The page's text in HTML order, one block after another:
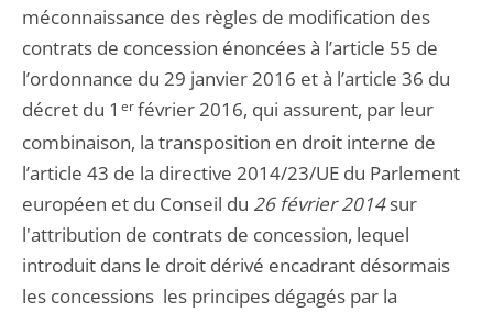
méconnaissance des règles de modification des
contrats de concession énoncées à l’article 55 de
l’ordonnance du 29 janvier 2016 et à l’article 36 du
décret du 1 erfévrier 2016, qui assurent, par leur
combinaison, la transposition en droit interne de
l’article 43 de la directive 2014/23/UE du Parlement
européen et du Conseil du 26 février 2014sur
l'attribution de contrats de concession, lequel
introduit dans le droit dérivé encadrant désormais
les concessions les principes dégagés par la